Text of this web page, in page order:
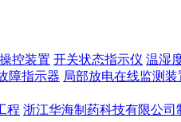
控装置 开关状态指示仪 温湿
障指示器 局部放电在线监测装
程 浙江华海制药科技有限公